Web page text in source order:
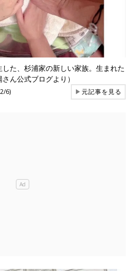
た、杉浦家の新しい家族。生まれた
ん公式ブログより）
6) ▶元記事を見る